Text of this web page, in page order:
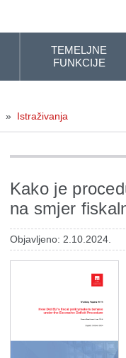
TEMELJNE
FUNKCIJE
» Istraživanja
Kako je
na smjer
Objavljeno: 2.10.2024.